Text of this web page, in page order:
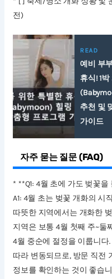
전)
READ
예비 부
휴식! 1
추천 및
가이드
자주 묻는 질문 (FAQ)
* **Q1: 4월 초에 가도 벚꽃
A1: 4월 초는 벚꽃 개화의 시
따뜻한 지역에서는 개화한
지역은 보통 4월 첫째 주~둘
4월 중순에 절정을 이룹니다
따라 변동되므로, 방문 직전
정보를 확인하는 것이 좋습